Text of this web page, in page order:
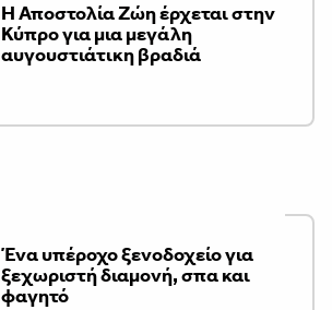
Η Αποστολία Ζώη έρχεται στην
Κύπρο για μια μεγάλη
αυγουστιάτικη βραδιά
Ένα υπέροχο ξενοδοχείο για
ξεχωριστή διαμονή, σπα και
φαγητό